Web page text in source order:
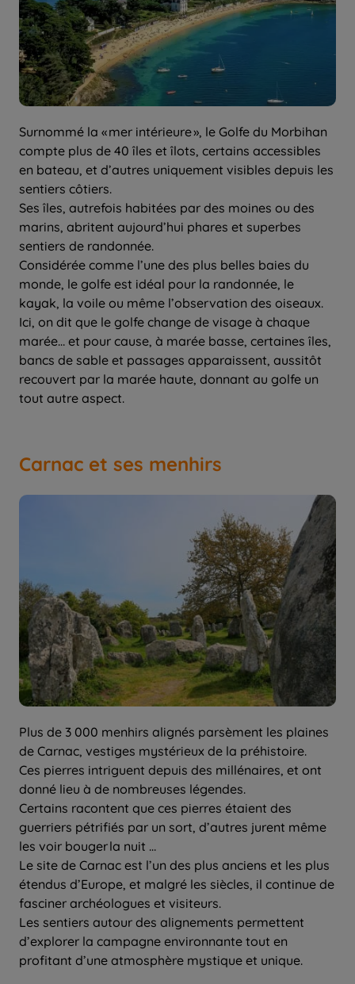
Surnommé la « mer intérieure », le Golfe du Morbihan
compte plus de 40 îles et îlots, certains accessibles
en bateau, et d’autres uniquement visibles depuis les
sentiers côtiers.
Ses îles, autrefois habitées par des moines ou des
marins, abritent aujourd’hui phares et superbes
sentiers de randonnée.
Considérée comme l’une des plus belles baies du
monde, le golfe est idéal pour la randonnée, le
kayak, la voile ou même l’observation des oiseaux.
Ici, on dit que le golfe change de visage à chaque
marée… et pour cause, à marée basse, certaines îles,
bancs de sable et passages apparaissent, aussitôt
recouvert par la marée haute, donnant au golfe un
tout autre aspect.
Carnac et ses menhirs
Plus de 3 000 menhirs alignés parsèment les plaines
de Carnac, vestiges mystérieux de la préhistoire.
Ces pierres intriguent depuis des millénaires, et ont
donné lieu à de nombreuses légendes.
Certains racontent que ces pierres étaient des
guerriers pétrifiés par un sort, d’autres jurent même
les voir bouger la nuit …
Le site de Carnac est l’un des plus anciens et les plus
étendus d’Europe, et malgré les siècles, il continue de
fasciner archéologues et visiteurs.
Les sentiers autour des alignements permettent
d’explorer la campagne environnante tout en
profitant d’une atmosphère mystique et unique.